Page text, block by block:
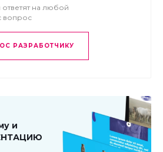
на любой
вопрос
РАЗРАБОТЧИКУ
и